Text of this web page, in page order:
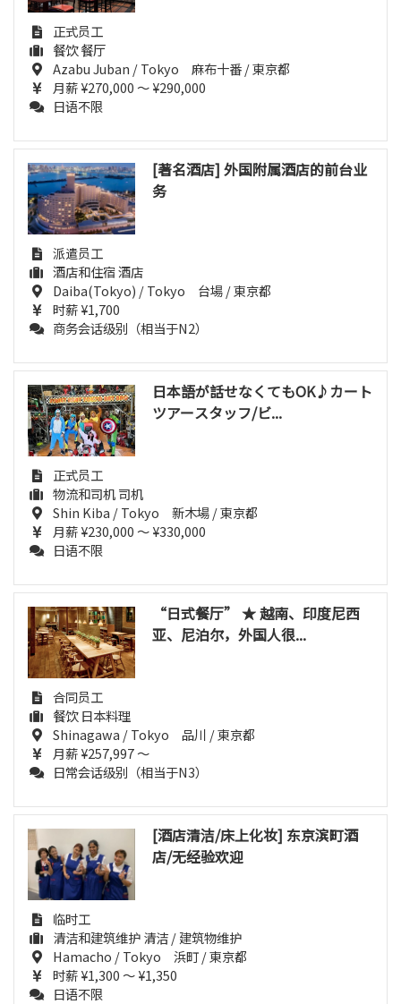
正式员工
餐饮 餐厅
Azabu Juban / Tokyo 麻布十番 / 東京都
月薪 ¥270,000 ～ ¥290,000
日语不限
[著名酒店] 外国附属酒店的前台业
务
派遣员工
酒店和住宿 酒店
Daiba(Tokyo) / Tokyo 台場 / 東京都
时薪 ¥1,700
商务会话级别（相当于N2）
日本語が話せなくてもOK♪カート
ツアースタッフ/ビ...
正式员工
物流和司机 司机
Shin Kiba / Tokyo 新木場 / 東京都
月薪 ¥230,000 ～ ¥330,000
日语不限
“日式餐厅” ★ 越南、印度尼西
亚、尼泊尔，外国人很...
合同员工
餐饮 日本料理
Shinagawa / Tokyo 品川 / 東京都
月薪 ¥257,997 ～
日常会话级别（相当于N3）
[酒店清洁/床上化妆] 东京滨町酒
店/无经验欢迎
临时工
清洁和建筑维护 清洁 / 建筑物维护
Hamacho / Tokyo 浜町 / 東京都
时薪 ¥1,300 ～ ¥1,350
日语不限